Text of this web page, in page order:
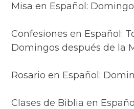
Misa en Español:
Confesiones en Español:
Domingos después de la
Rosario en Español:
Clases de Biblia en